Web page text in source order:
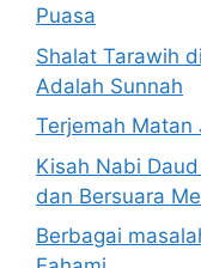
Puasa
Shalat Tarawih
Adalah Sunnah
Terjemah Matan
Kisah Nabi
dan Bersuara
Berbagai